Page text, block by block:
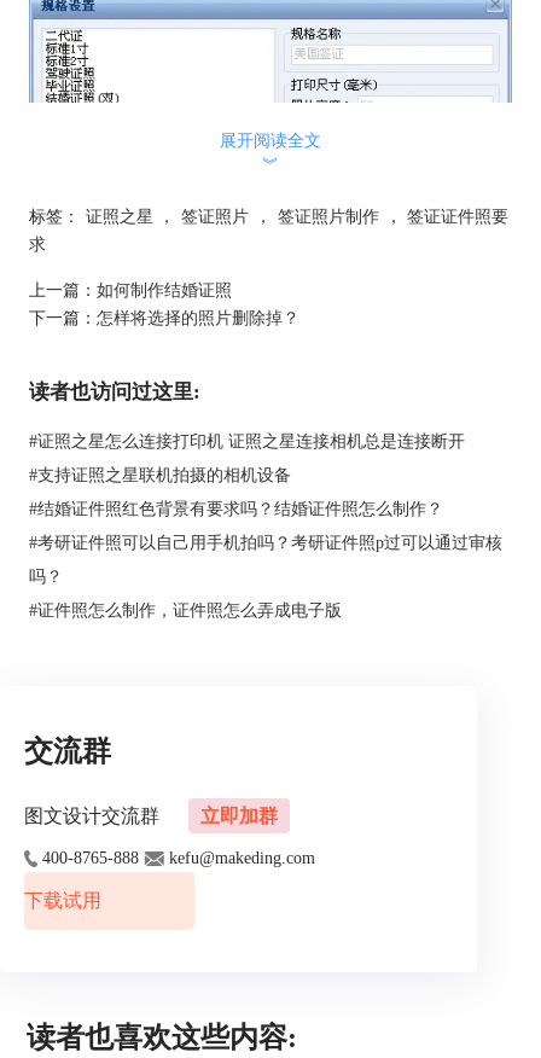
第四步：照片裁剪
点击“手动裁切”，弹出“套框裁切工具”对话框，拖
动裁切框至合适的大小和位置，双击照片即可以完
展开阅读全文
︾
标签： 证照之星 ， 签证照片 ， 签证照片制作 ，
签证证件照要
求
上一篇： 如何制作结婚证照
下一篇： 怎样将选择的照片删除掉？
读者也访问过这里:
#证照之星怎么连接打印机 证照之星连接相机总是连接断开
#支持证照之星联机拍摄的相机设备
#结婚证件照红色背景有要求吗？结婚证件照怎么制作？
#考研证件照可以自己用手机拍吗？考研证件照p过可以通过审核
吗？
#证件照怎么制作，证件照怎么弄成电子版
交流群
图文设计交流群 立即加群
400-8765-888 kefu@makeding.com
下载试用
读者也喜欢这些内容: